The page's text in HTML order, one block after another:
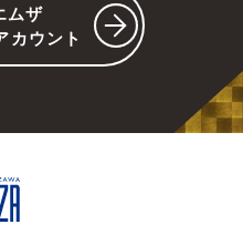
ムザ
カウント